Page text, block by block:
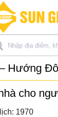
Hướng
cho
1970